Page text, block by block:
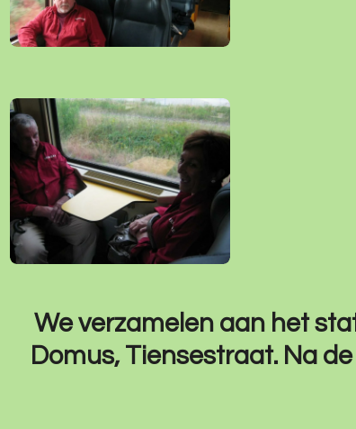
We verzamelen aan het
Domus, Tiensestraat. Na